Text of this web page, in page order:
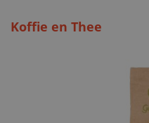
Koffie en Thee